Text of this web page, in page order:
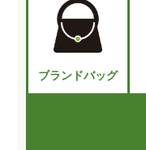
ブランドバッグ